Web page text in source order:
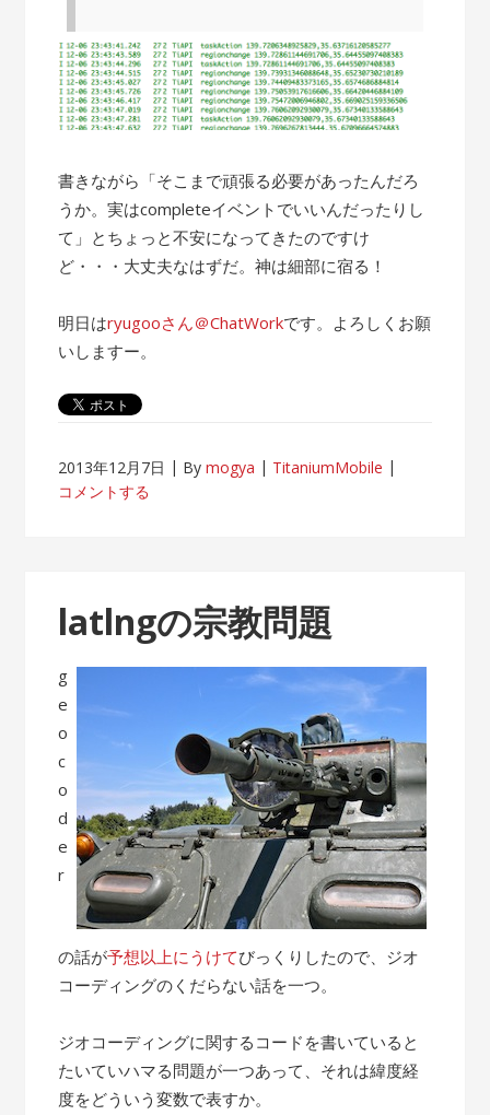
書きながら「そこまで頑張る必要があったんだろ
うか。実はcompleteイベントでいいんだったりし
て」とちょっと不安になってきたのですけ
ど・・・大丈夫なはずだ。神は細部に宿る！
明日はryugooさん＠ChatWorkです。よろしくお願
いしますー。
2013年12月7日 Bymogya
TitaniumMobile
コメントする
latlngの宗教問題
g
e
o
c
o
d
e
r
の話が予想以上にうけてびっくりしたので、ジオ
コーディングのくだらない話を一つ。
ジオコーディングに関するコードを書いていると
たいていハマる問題が一つあって、それは緯度経
度をどういう変数で表すか。